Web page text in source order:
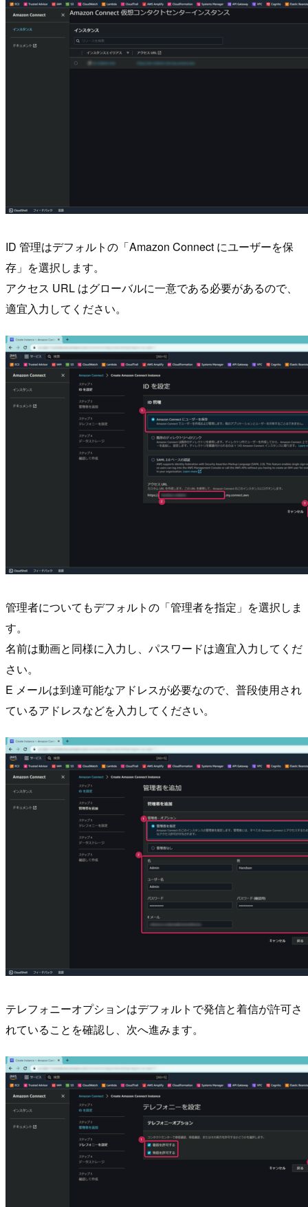
ID 管理はデフォルトの「Amazon Connect にユーザーを保
存」を選択します。
アクセス URL はグローバルに一意である必要があるので、
適宜入力してください。
管理者についてもデフォルトの「管理者を指定」を選択しま
す。
名前は動画と同様に入力し、パスワードは適宜入力してくだ
さい。
E メールは到達可能なアドレスが必要なので、普段使用され
ているアドレスなどを入力してください。
テレフォニーオプションはデフォルトで発信と着信が許可さ
れていることを確認し、次へ進みます。